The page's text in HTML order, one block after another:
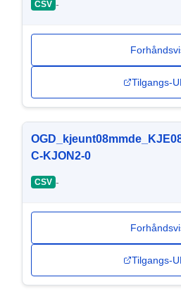
CSV -
Tilgangs-
C-KJON2-0
CSV -
Tilgangs-